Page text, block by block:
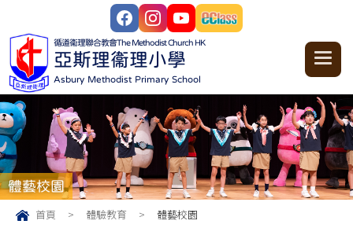
循道衞理聯合教會The Methodist Church HK
亞斯理衞理小學
Asbury Methodist Primary School
體藝校園
首頁 > 體驗教育 > 體藝校園